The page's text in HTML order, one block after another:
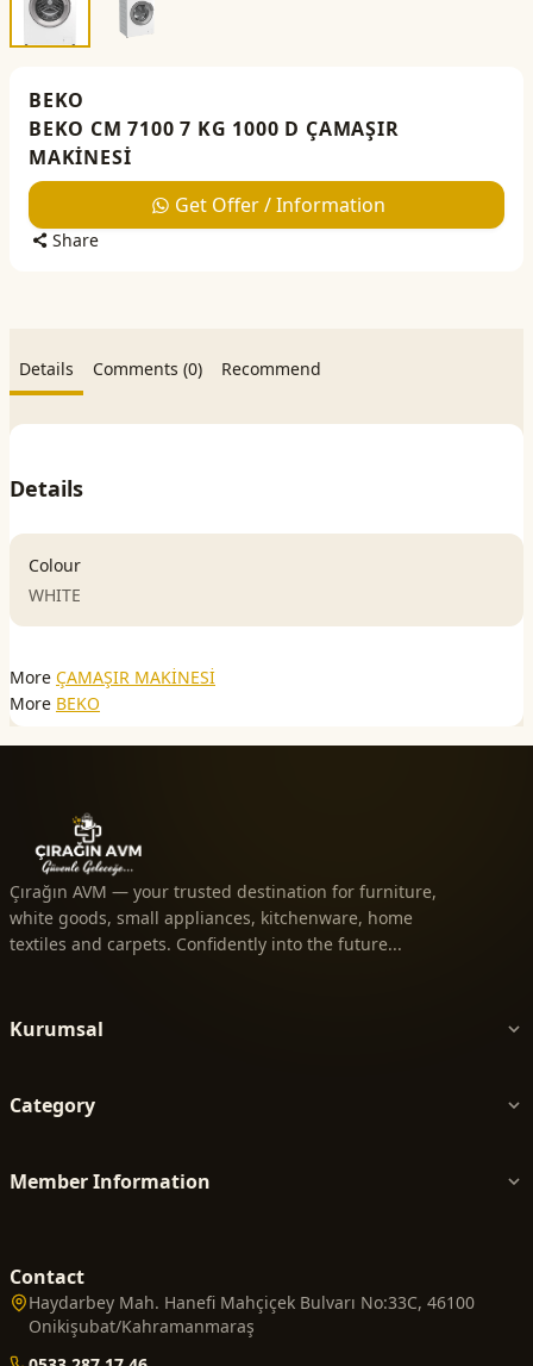
BEKO
BEKO CM 7100 7 KG 1000 D ÇAMAŞIR
MAKİNESİ
Get Offer / Information
Share
Details Comments (0) Recommend
Details
Colour
WHITE
More ÇAMAŞIR MAKİNESİ
More BEKO
Çırağın AVM — your trusted destination for furniture,
white goods, small appliances, kitchenware, home
textiles and carpets. Confidently into the future...
Kurumsal
Category
Member Information
Contact
Haydarbey Mah. Hanefi Mahçiçek Bulvarı No:33C, 46100
Onikişubat/Kahramanmaraş